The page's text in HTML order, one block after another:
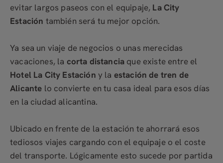
evitar largos paseos con el equipaje, La City
Estación también será tu mejor opción.
Ya sea un viaje de negocios o unas merecidas
vacaciones, la corta distancia que existe entre el
Hotel La City Estación y la estación de tren de
Alicante lo convierte en tu casa ideal para esos días
en la ciudad alicantina.
Ubicado en frente de la estación te ahorrará esos
tediosos viajes cargando con el equipaje o el coste
del transporte. Lógicamente esto sucede por partida